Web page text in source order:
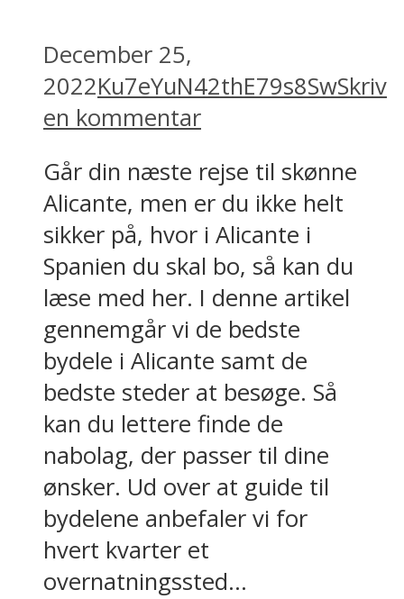
December 25,
2022Ku7eYuN42thE79s8SwSkriv
en kommentar
Går din næste rejse til skønne
Alicante, men er du ikke helt
sikker på, hvor i Alicante i
Spanien du skal bo, så kan du
læse med her. I denne artikel
gennemgår vi de bedste
bydele i Alicante samt de
bedste steder at besøge. Så
kan du lettere finde de
nabolag, der passer til dine
ønsker. Ud over at guide til
bydelene anbefaler vi for
hvert kvarter et
overnatningssted...